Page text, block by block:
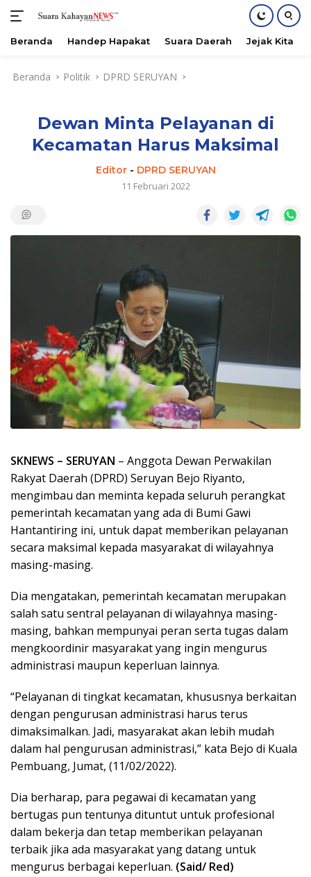
Beranda Handep Hapakat Suara Daerah Jejak Kita
Beranda Politik DPRD SERUYAN
Dewan Minta Pelayanan di
Kecamatan Harus Maksimal
Editor- DPRD SERUYAN
11 Februari 2022
SKNEWS – SERUYAN – Anggota Dewan Perwakilan
Rakyat Daerah (DPRD) Seruyan Bejo Riyanto,
mengimbau dan meminta kepada seluruh perangkat
pemerintah kecamatan yang ada di Bumi Gawi
Hantantiring ini, untuk dapat memberikan pelayanan
secara maksimal kepada masyarakat di wilayahnya
masing-masing.
Dia mengatakan, pemerintah kecamatan merupakan
salah satu sentral pelayanan di wilayahnya masing-
masing, bahkan mempunyai peran serta tugas dalam
mengkoordinir masyarakat yang ingin mengurus
administrasi maupun keperluan lainnya.
“Pelayanan di tingkat kecamatan, khususnya berkaitan
dengan pengurusan administrasi harus terus
dimaksimalkan. Jadi, masyarakat akan lebih mudah
dalam hal pengurusan administrasi,” kata Bejo di Kuala
Pembuang, Jumat, (11/02/2022).
Dia berharap, para pegawai di kecamatan yang
bertugas pun tentunya dituntut untuk profesional
dalam bekerja dan tetap memberikan pelayanan
terbaik jika ada masyarakat yang datang untuk
mengurus berbagai keperluan. (Said/ Red)